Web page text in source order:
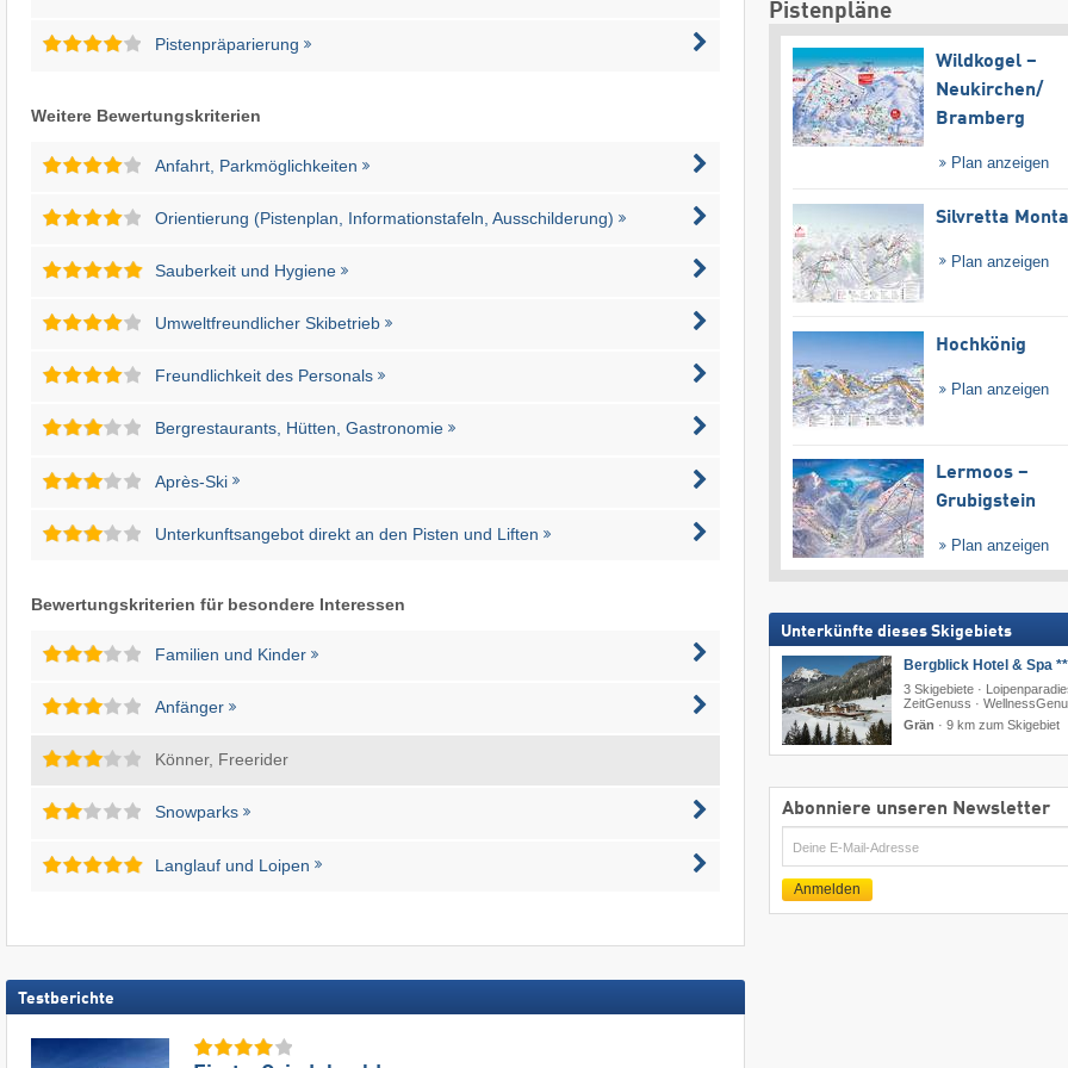
Pistenpräparierung
Weitere Bewertungskriterien
Anfahrt, Parkmöglichkeiten
Orientierung (Pistenplan, Informationstafeln, Ausschilderung)
Sauberkeit und Hygiene
Umweltfreundlicher Skibetrieb
Freundlichkeit des Personals
Bergrestaurants, Hütten, Gastronomie
Après-Ski
Unterkunftsangebot direkt an den Pisten und Liften
Bewertungskriterien für besondere Interessen
Familien und Kinder
Anfänger
Könner, Freerider
Snowparks
Langlauf und Loipen
Testberichte
Pistenpläne
Wildkogel –
Neukirchen/​
Bramberg
Plan anzeigen
Silvretta
Plan anzeigen
Hochkönig
Plan anzeigen
Lermoos –
Grubigstein
Plan anzeigen
Unterkünfte dieses Skigebiets
Bergblick Hotel & Spa
3 Skigebiete ·
ZeitGenuss ·
Grän · 9 km zum Skigebiet
Abonniere unseren Newsletter
E-
Mail
Anmelden